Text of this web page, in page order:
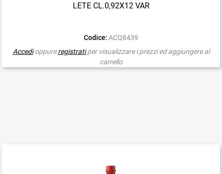
LETE CL.0,92X12 VAR
Codice: ACQ8439
Accedioppureregistrati per visualizzare i prezzi ed aggiungere al
carrello